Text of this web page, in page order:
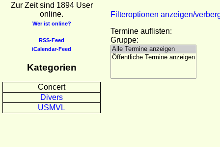
Zur Zeit sind 1894 User
online.
Wer ist online?
RSS-Feed
iCalendar-Feed
Kategorien
Concert
Divers
USMVL
Filteroptionen anzeigen/
Termine auflisten:
Gruppe: